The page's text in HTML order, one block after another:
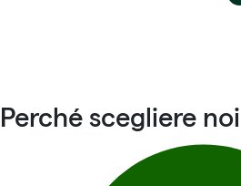
Perché scegliere noi